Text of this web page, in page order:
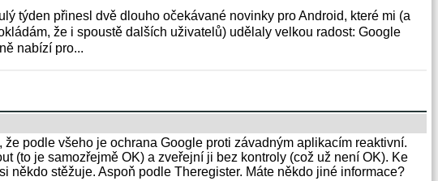
týden přinesl dvě dlouho očekávané novinky pro Android, které mi (a
že i spoustě dalších uživatelů) udělaly velkou radost: Google
nabízí pro...
podle všeho je ochrana Google proti závadným aplikacím reaktivní.
(to je samozřejmě OK) a zveřejní ji bez kontroly (což už není OK). Ke
někdo stěžuje. Aspoň podle Theregister. Máte někdo jiné informace?